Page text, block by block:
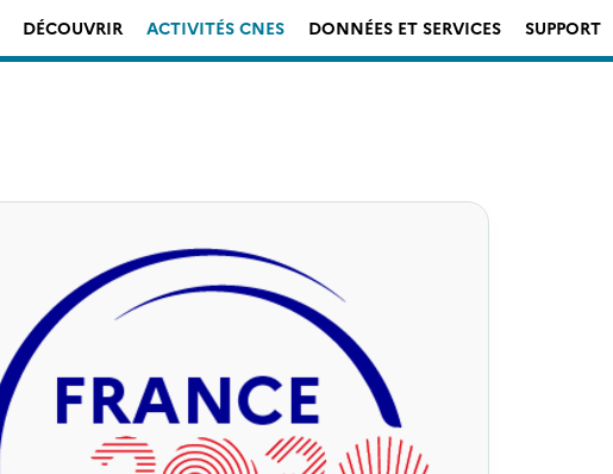
DÉCOUVRIR ACTIVITÉS CNES DONNÉES ET SERVICES SUPPORT